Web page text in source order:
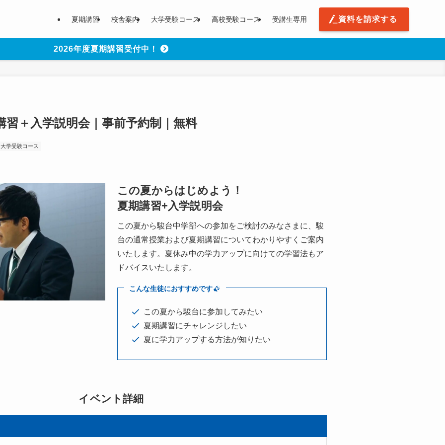
夏期講習 校舎案内 大学受験コース 高校受験コース 受講生専用 資料を請求する
2026年度夏期講習受付中！
習＋入学説明会｜事前予約制｜無料
大学受験コース
この夏からはじめよう！
夏期講習+入学説明会
この夏から駿台中学部への参加をご検討のみなさまに、駿
台の通常授業および夏期講習についてわかりやすくご案内
いたします。夏休み中の学力アップに向けての学習法もア
ドバイスいたします。
こんな生徒におすすめです
この夏から駿台に参加してみたい
夏期講習にチャレンジしたい
夏に学力アップする方法が知りたい
イベント詳細